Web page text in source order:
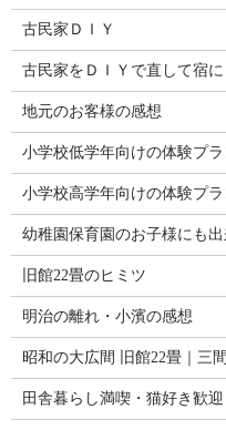
古民家ＤＩＹ
古民家をＤＩＹで直して宿に
地元のお客様の感想
小学校低学年向けの体験プラ
小学校高学年向けの体験プラ
幼稚園保育園のお子様にも
旧館22畳のヒミツ
明治の離れ・小濱の感想
昭和の大広間 旧館22畳｜三
田舎暮らし満喫・猫好き歓